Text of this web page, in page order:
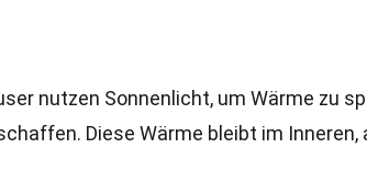
nutzen Sonnenlicht, um Wärme zu
Diese Wärme bleibt im